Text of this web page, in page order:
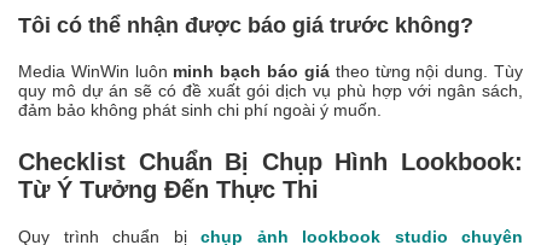
Tôi có thể nhận được báo giá trước không?
Media WinWin luôn minh bạch báo giátheo từng nội dung. Tùy
quy mô dự án sẽ có đề xuất gói dịch vụ phù hợp với ngân sách,
đảm bảo không phát sinh chi phí ngoài ý muốn.
Checklist Chuẩn Bị Chụp Hình Lookbook:
Từ Ý Tưởng Đến Thực Thi
Quy trình chuẩn bị chụp ảnh lookbook studio chuyên